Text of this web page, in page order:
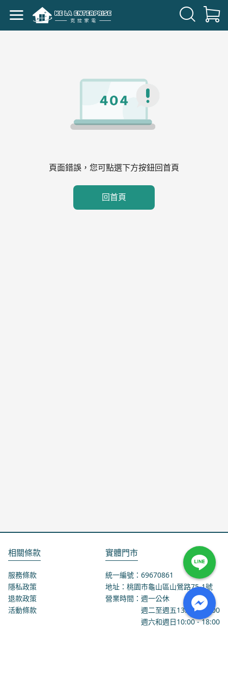
頁面錯誤，您可點選下方按鈕回首頁
回首頁
相關條款
服務條款
隱私政策
退款政策
活動條款
實體門市
統一編號：69670861
地址：桃園市龜山區山鶯路75-1號
營業時間：週一公休
週二至週五13:00 - 18:00
週六和週日10:00 - 18:00